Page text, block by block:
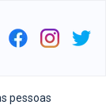
pessoas